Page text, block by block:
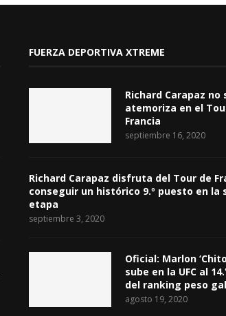
FUERZA DEPORTIVA XTREME
Richard Carapaz no
atemoriza en el
Francia
septiembre 16, 2020
Richard Carapaz disfruta del Tour de
conseguir un histórico 9.º puesto en la
etapa
septiembre 3, 2020
Oficial: Marlon
sube en la UFC al
del ranking peso
agosto 19, 2020